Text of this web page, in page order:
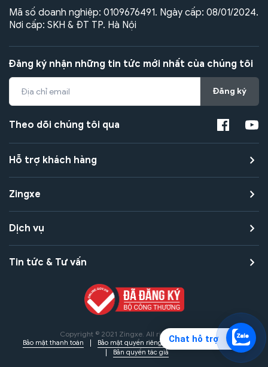
Chat hỗ trợ
Mã số doanh nghiệp: 0109676491. Ngày cấp: 08/01/2024.
Nơi cấp: SKH & ĐT TP. Hà Nội
Đăng ký nhận những tin tức mới nhất của chúng tôi
Đăng ký
Theo dõi chúng tôi qua
Hỗ trợ khách hàng
Zingxe
Dịch vụ
Tin tức & Tư vấn
Copyright © 2021 Zingxe. All rights reserved
Bảo mật thanh toán Bảo mật quyền riêng tư
Điều khoản sử dụng
Bản quyền tác giả